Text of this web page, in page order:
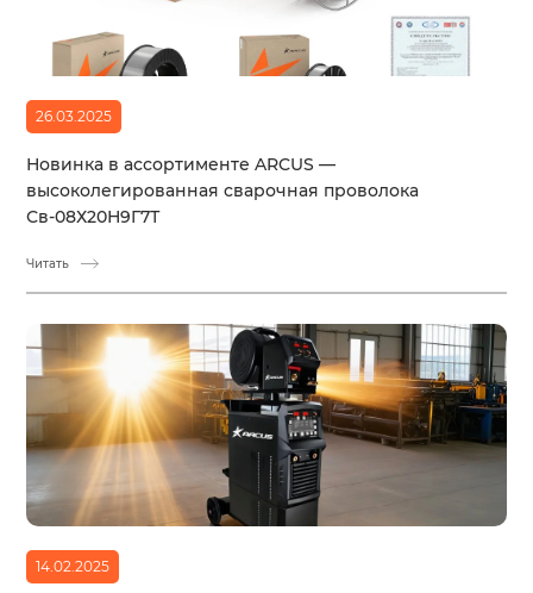
26.03.2025
Новинка в ассортименте ARCUS —
высоколегированная сварочная проволока
Св-08Х20Н9Г7Т
Читать
14.02.2025